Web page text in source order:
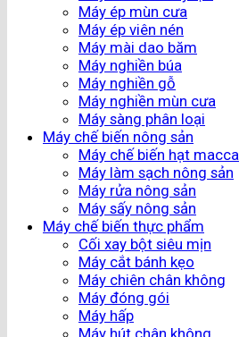
Máy ép mùn cưa
Máy ép viên nén
Máy mài dao băm
Máy nghiền búa
Máy nghiền gỗ
Máy nghiền mùn cưa
Máy sàng phân loại
Máy chế biến nông sản
Máy chế biến hạt macca
Máy làm sạch nông sản
Máy rửa nông sản
Máy sấy nông sản
Máy chế biến thực phẩm
Cối xay bột siêu mịn
Máy cắt bánh kẹo
Máy chiên chân không
Máy đóng gói
Máy hấp
Máy hút chân không